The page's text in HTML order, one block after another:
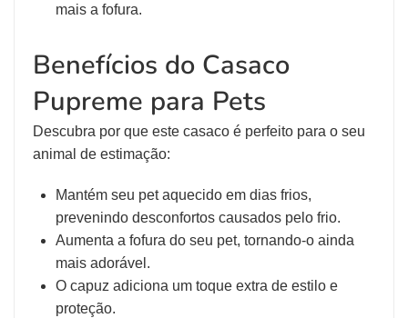
mais a fofura.
Benefícios do Casaco
Pupreme para Pets
Descubra por que este casaco é perfeito para o seu
animal de estimação:
Mantém seu pet aquecido em dias frios,
prevenindo desconfortos causados pelo frio.
Aumenta a fofura do seu pet, tornando-o ainda
mais adorável.
O capuz adiciona um toque extra de estilo e
proteção.